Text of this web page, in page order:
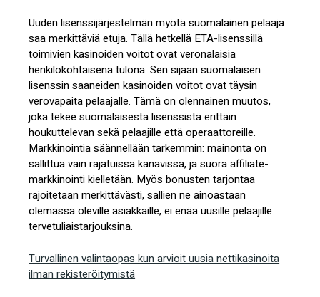
Uuden lisenssijärjestelmän myötä suomalainen pelaaja
saa merkittäviä etuja. Tällä hetkellä ETA-lisenssillä
toimivien kasinoiden voitot ovat veronalaisia
henkilökohtaisena tulona. Sen sijaan suomalaisen
lisenssin saaneiden kasinoiden voitot ovat täysin
verovapaita pelaajalle. Tämä on olennainen muutos,
joka tekee suomalaisesta lisenssistä erittäin
houkuttelevan sekä pelaajille että operaattoreille.
Markkinointia säännellään tarkemmin: mainonta on
sallittua vain rajatuissa kanavissa, ja suora affiliate-
markkinointi kielletään. Myös bonusten tarjontaa
rajoitetaan merkittävästi, sallien ne ainoastaan
olemassa oleville asiakkaille, ei enää uusille pelaajille
tervetuliaistarjouksina.
Turvallinen valintaopas kun arvioit uusia nettikasinoita
ilman rekisteröitymistä